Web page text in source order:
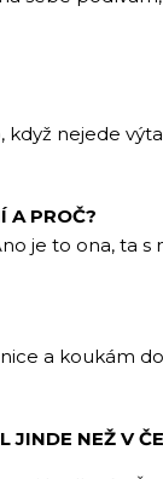
když nejede
A PROČ?
je to ona, ta s
a koukám
JINDE NEŽ V